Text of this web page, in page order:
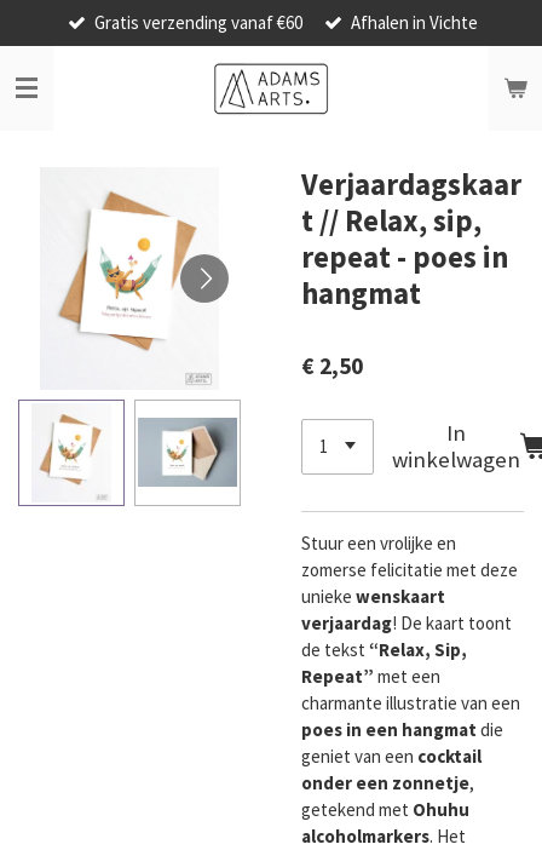
direct
naar
de
Gratis verzending vanaf €60 Afhalen in Vichte
Verjaardagskaar
t // Relax, sip,
repeat - poes in
hangmat
€ 2,50
In
winkelwagen
Stuur een vrolijke en
zomerse felicitatie met deze
unieke wenskaart
verjaardag! De kaart toont
de tekst “Relax, Sip,
Repeat” met een
charmante illustratie van een
poes in een hangmat die
geniet van een cocktail
onder een zonnetje,
getekend met Ohuhu
alcoholmarkers. Het